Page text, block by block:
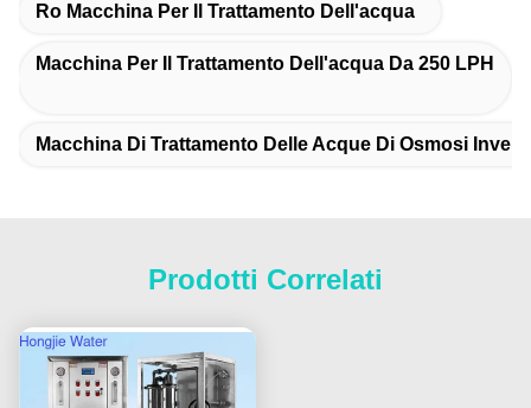
Ro Macchina Per Il Trattamento Dell'acqua
Macchina Per Il Trattamento Dell'acqua Da 250 LPH
Macchina Di Trattamento Delle Acque Di Osmosi
Prodotti Correlati